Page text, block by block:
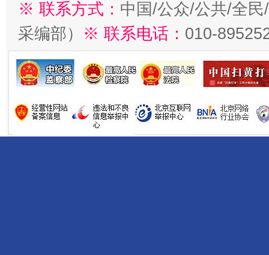
※ 联系方式： 中国/公众/公共/全
采编部） ※ 联系电话： 010-